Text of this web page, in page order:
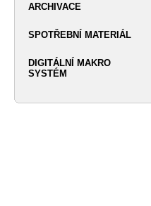
ARCHIVACE
SPOTŘEBNÍ MATERIÁL
DIGITÁLNÍ MAKRO
SYSTÉM